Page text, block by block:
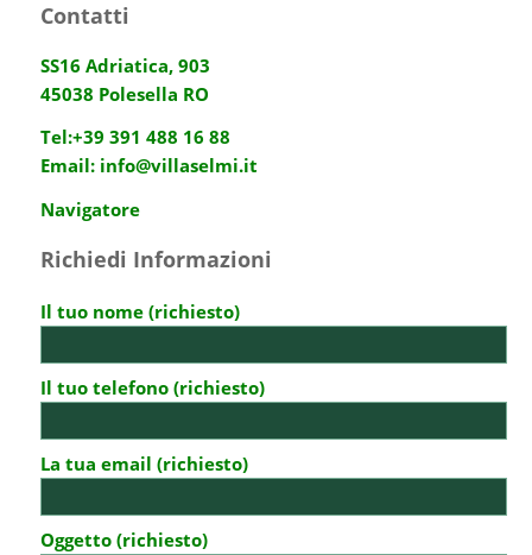
Contatti
SS16 Adriatica, 903
45038 Polesella RO
Tel:+39 391 488 16 88
Email: info@villaselmi.it
Navigatore
Richiedi Informazioni
Il tuo nome (richiesto)
Il tuo telefono (richiesto)
La tua email (richiesto)
Oggetto (richiesto)